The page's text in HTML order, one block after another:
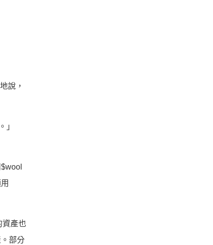
說，
」
資產也
部分